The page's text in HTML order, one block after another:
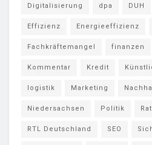
Digitalisierung dpa DUH
Effizienz Energieeffizienz
Fachkräftemangel finanzen
Kommentar Kredit
logistik Marketing
Niedersachsen Politik
RTL Deutschland SEO